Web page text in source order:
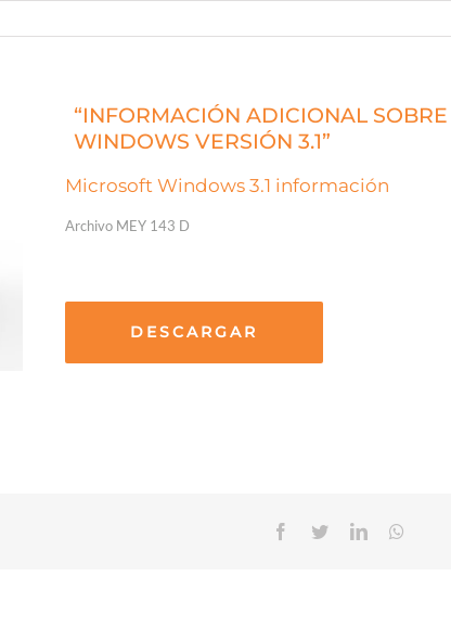
“INFORMACIÓN ADICIONAL
WINDOWS VERSIÓN 3.1”
Microsoft Windows 3.1 información
Archivo MEY 143 D
DESCARGAR
Facebook
TwitterLinkedin